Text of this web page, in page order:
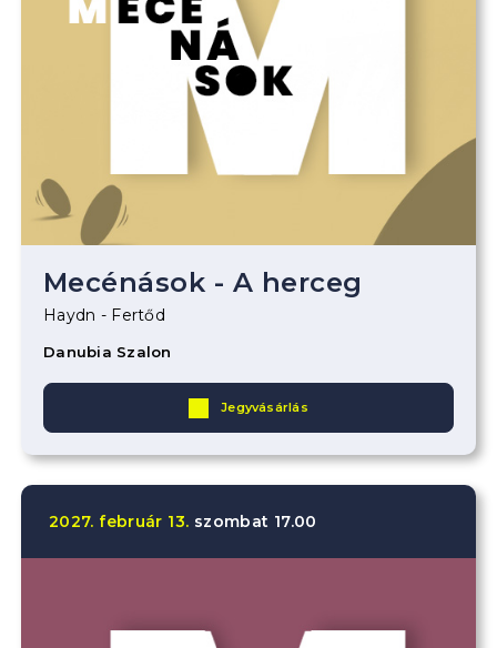
Mecénások - A herceg
Haydn - Fertőd
Danubia Szalon
Jegyvásárlás
2027. február 13. szombat 17.00